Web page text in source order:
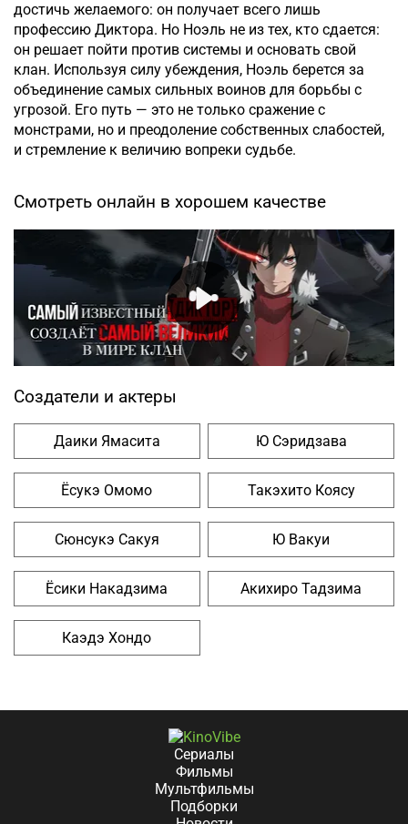
достичь желаемого: он получает всего лишь
профессию Диктора. Но Ноэль не из тех, кто сдается:
он решает пойти против системы и основать свой
клан. Используя силу убеждения, Ноэль берется за
объединение самых сильных воинов для борьбы с
угрозой. Его путь — это не только сражение с
монстрами, но и преодоление собственных слабостей,
и стремление к величию вопреки судьбе.
Смотреть онлайн в хорошем качестве
Создатели и актеры
Даики Ямасита Ю Сэридзава
Ёсукэ Омомо Такэхито Коясу
Сюнсукэ Сакуя Ю Вакуи
Ёсики Накадзима Акихиро Тадзима
Каэдэ Хондо
Сериалы
Фильмы
Мультфильмы
Подборки